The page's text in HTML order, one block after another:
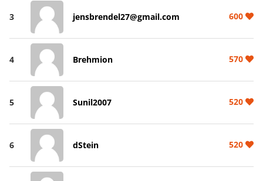
3 jensbrendel27@gmail.com 600
4 Brehmion 570
5 Sunil2007 520
6 dStein 520